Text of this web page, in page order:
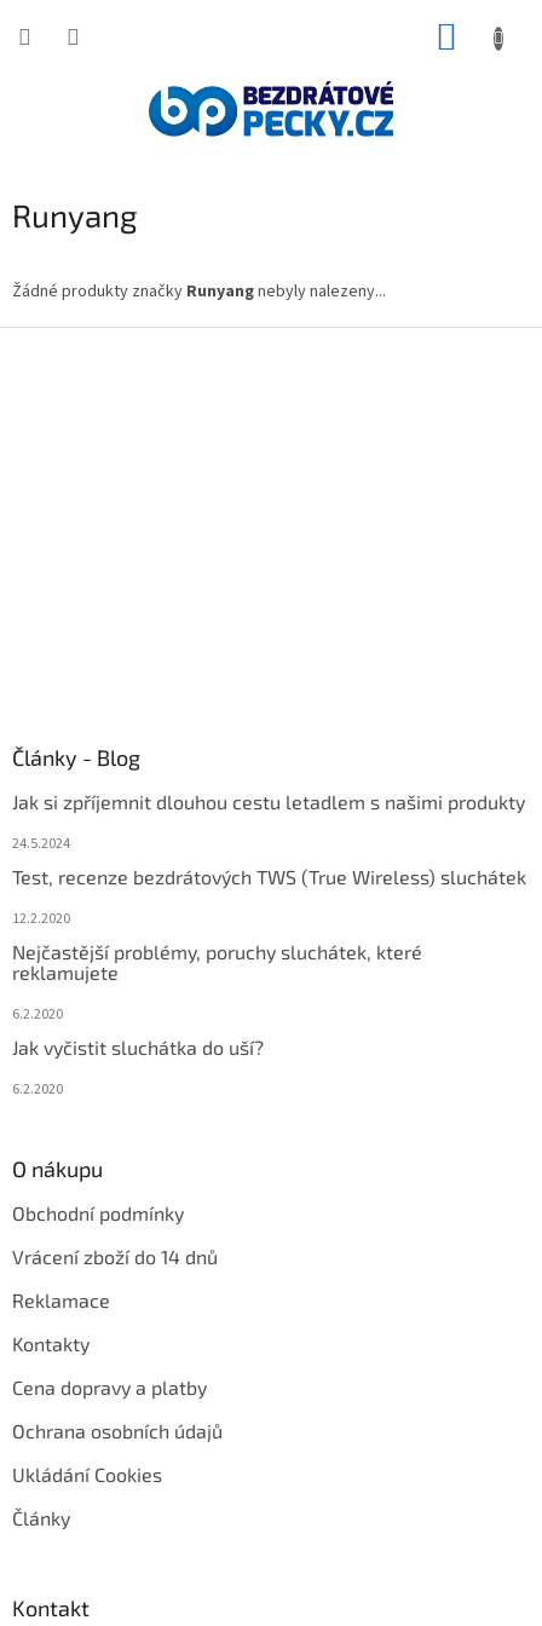
Runyang
Žádné produkty značky Runyangnebyly nalezeny...
Články - Blog
Jak si zpříjemnit dlouhou cestu letadlem s našimi produkty
24.5.2024
Test, recenze bezdrátových TWS (True Wireless) sluchátek
12.2.2020
Nejčastější problémy, poruchy sluchátek, které
reklamujete
6.2.2020
Jak vyčistit sluchátka do uší?
6.2.2020
O nákupu
Obchodní podmínky
Vrácení zboží do 14 dnů
Reklamace
Kontakty
Cena dopravy a platby
Ochrana osobních údajů
Ukládání Cookies
Články
Kontakt